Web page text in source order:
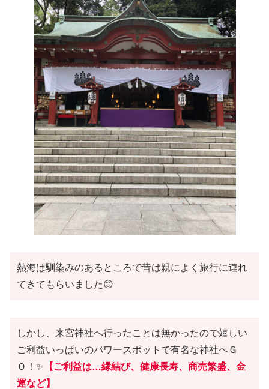
熱海は馴染みのあるところで昔は親によく旅行に連れ
てきてもらいました😊
しかし、来宮神社へ行ったことは無かったので嬉しい
ご利益いっぱいのパワースポットで有名な神社へＧ
Ｏ！✨ 【ご利益は…縁結び、健康長寿、商売繁盛、金
運など】